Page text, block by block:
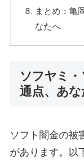
まとめ：亀
なたへ
ソフヤミ
通点、あな
ソフト闇金の被
があります。以